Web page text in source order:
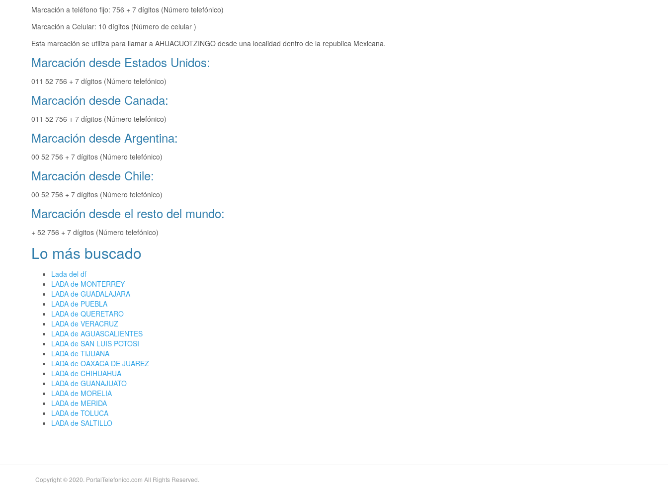
Marcación a teléfono fijo: 756 + 7 dígitos (Número telefónico)
Marcación a Celular: 10 dígitos (Número de celular )
Esta marcación se utiliza para llamar a AHUACUOTZINGO desde una localidad dentro de la republica Mexicana.
Marcación desde Estados Unidos:
011 52 756 + 7 dígitos (Número telefónico)
Marcación desde Canada:
011 52 756 + 7 dígitos (Número telefónico)
Marcación desde Argentina:
00 52 756 + 7 dígitos (Número telefónico)
Marcación desde Chile:
00 52 756 + 7 dígitos (Número telefónico)
Marcación desde el resto del mundo:
+ 52 756 + 7 dígitos (Número telefónico)
Lo más buscado
Lada del df
LADA de MONTERREY
LADA de GUADALAJARA
LADA de PUEBLA
LADA de QUERETARO
LADA de VERACRUZ
LADA de AGUASCALIENTES
LADA de SAN LUIS POTOSI
LADA de TIJUANA
LADA de OAXACA DE JUAREZ
LADA de CHIHUAHUA
LADA de GUANAJUATO
LADA de MORELIA
LADA de MERIDA
LADA de TOLUCA
LADA de SALTILLO
Copyright © 2020. PortalTelefonico.com All Rights Reserved.